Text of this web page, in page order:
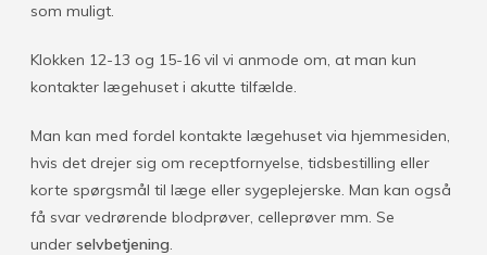
som muligt.
Klokken 12-13 og 15-16 vil vi anmode om, at man kun
kontakter lægehuset i akutte tilfælde.
Man kan med fordel kontakte lægehuset via hjemmesiden,
hvis det drejer sig om receptfornyelse, tidsbestilling eller
korte spørgsmål til læge eller sygeplejerske. Man kan også
få svar vedrørende blodprøver, celleprøver mm. Se
under selvbetjening